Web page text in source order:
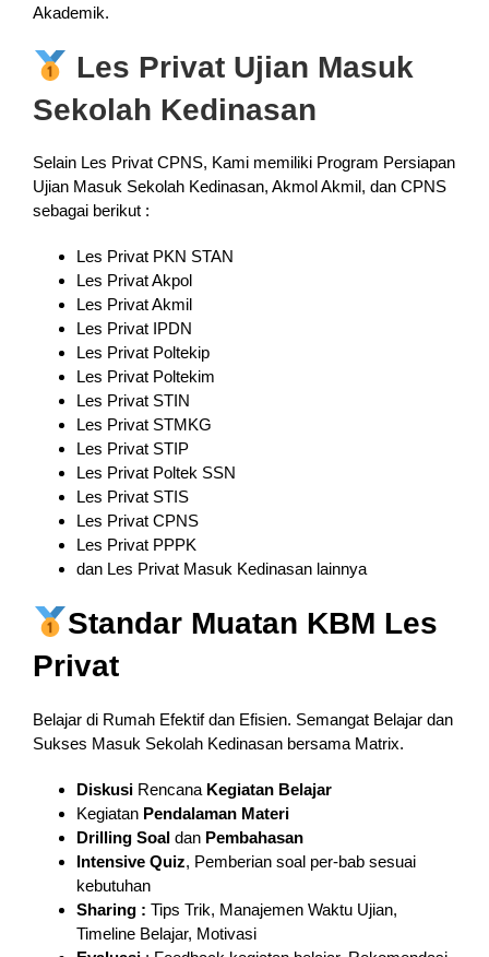
Akademik.
Les Privat Ujian Masuk
Sekolah Kedinasan
Selain Les Privat CPNS, Kami memiliki Program Persiapan
Ujian Masuk Sekolah Kedinasan, Akmol Akmil, dan CPNS
sebagai berikut :
Les Privat PKN STAN
Les Privat Akpol
Les Privat Akmil
Les Privat IPDN
Les Privat Poltekip
Les Privat Poltekim
Les Privat STIN
Les Privat STMKG
Les Privat STIP
Les Privat Poltek SSN
Les Privat STIS
Les Privat CPNS
Les Privat PPPK
dan Les Privat Masuk Kedinasan lainnya
Standar Muatan KBM Les
Privat
Belajar di Rumah Efektif dan Efisien. Semangat Belajar dan
Sukses Masuk Sekolah Kedinasan bersama Matrix.
Diskusi Rencana Kegiatan Belajar
Kegiatan Pendalaman Materi
Drilling Soaldan Pembahasan
Intensive Quiz, Pemberian soal per-bab sesuai
kebutuhan
Sharing : Tips Trik, Manajemen Waktu Ujian,
Timeline Belajar, Motivasi